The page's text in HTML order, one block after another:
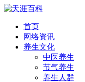
首页
网络资讯
养生文化
中医养生
节气养生
养生人群